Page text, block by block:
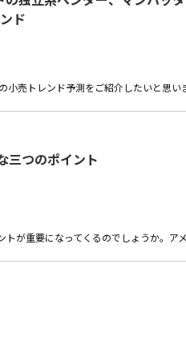
ド
売トレンド予測をご紹介したいと思い
三つのポイント
が重要になってくるのでしょうか。ア